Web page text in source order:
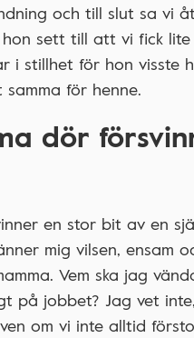
och till slut sa vi
sett till att vi fick
i stillhet för hon visste
för henne.
dör
en stor bit av en
mig vilsen, ensam
Vem ska jag
på jobbet? Jag vet
om vi inte alltid